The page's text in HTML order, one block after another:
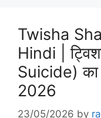
Twisha
Hindi |
Suicide) का
2026
23/05/2026 by